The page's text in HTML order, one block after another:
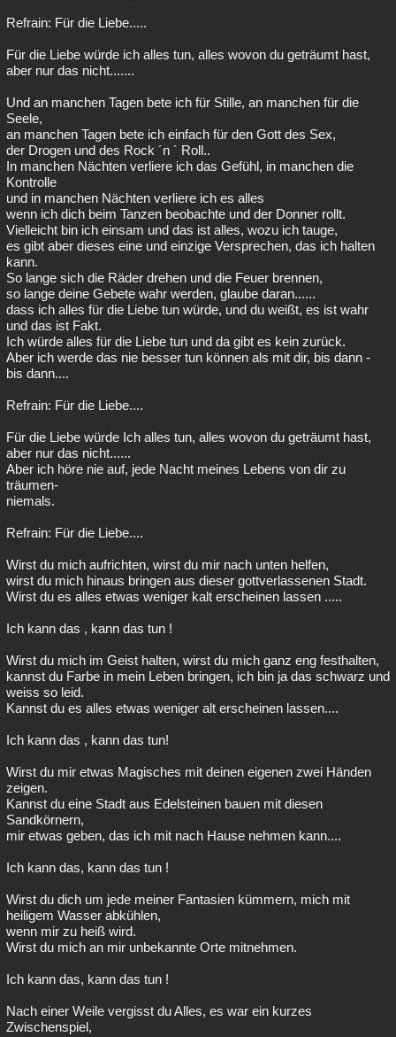
Refrain: Für die Liebe.....
Für die Liebe würde ich alles tun, alles wovon du geträumt hast,
aber nur das nicht.......
Und an manchen Tagen bete ich für Stille, an manchen für die
Seele,
an manchen Tagen bete ich einfach für den Gott des Sex,
der Drogen und des Rock ´n ´ Roll..
In manchen Nächten verliere ich das Gefühl, in manchen die
Kontrolle
und in manchen Nächten verliere ich es alles
wenn ich dich beim Tanzen beobachte und der Donner rollt.
Vielleicht bin ich einsam und das ist alles, wozu ich tauge,
es gibt aber dieses eine und einzige Versprechen, das ich halten
kann.
So lange sich die Räder drehen und die Feuer brennen,
so lange deine Gebete wahr werden, glaube daran......
dass ich alles für die Liebe tun würde, und du weißt, es ist wahr
und das ist Fakt.
Ich würde alles für die Liebe tun und da gibt es kein zurück.
Aber ich werde das nie besser tun können als mit dir, bis dann -
bis dann....
Refrain: Für die Liebe....
Für die Liebe würde Ich alles tun, alles wovon du geträumt hast,
aber nur das nicht......
Aber ich höre nie auf, jede Nacht meines Lebens von dir zu
träumen-
niemals.
Refrain: Für die Liebe....
Wirst du mich aufrichten, wirst du mir nach unten helfen,
wirst du mich hinaus bringen aus dieser gottverlassenen Stadt.
Wirst du es alles etwas weniger kalt erscheinen lassen .....
Ich kann das , kann das tun !
Wirst du mich im Geist halten, wirst du mich ganz eng festhalten,
kannst du Farbe in mein Leben bringen, ich bin ja das schwarz und
weiss so leid.
Kannst du es alles etwas weniger alt erscheinen lassen....
Ich kann das , kann das tun!
Wirst du mir etwas Magisches mit deinen eigenen zwei Händen
zeigen.
Kannst du eine Stadt aus Edelsteinen bauen mit diesen
Sandkörnern,
mir etwas geben, das ich mit nach Hause nehmen kann....
Ich kann das, kann das tun !
Wirst du dich um jede meiner Fantasien kümmern, mich mit
heiligem Wasser abkühlen,
wenn mir zu heiß wird.
Wirst du mich an mir unbekannte Orte mitnehmen.
Ich kann das, kann das tun !
Nach einer Weile vergisst du Alles, es war ein kurzes
Zwischenspiel,